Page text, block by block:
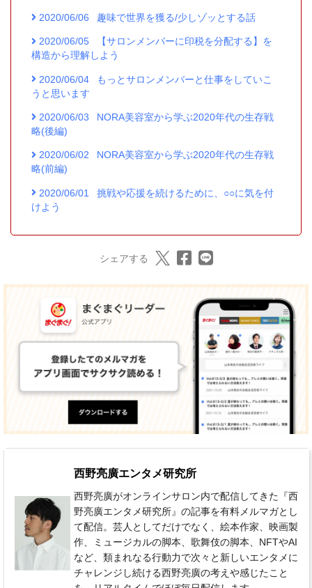
2020/06/06 趣味で世界を獲る/少しゾッとする話
2020/06/05
【サロンメンバーに印税を分配する】を
構造から理解しよう
2020/06/04
もっとサロンメンバーと仕事をしていこ
うと思います
2020/06/03
NORA美容室から学ぶ2020年代の生存戦
略(後編)
2020/06/02
NORA美容室から学ぶ2020年代の生存戦
略(前編)
2020/06/01
挑戦や応援を続けるために、○○に気を付
けよう
シェアする
西野亮廣エンタメ研究所
西野亮廣がオンラインサロン内で配信してきた『西
野亮廣エンタメ研究所』の記事を有料メルマガとし
て配信。芸人としてだけでなく、絵本作家、映画製
作、ミュージカルの脚本、歌舞伎の脚本、NFTやAI
など、類まれなる行動力で次々と新しいエンタメに
チャレンジし続ける西野亮廣の考えや感じたこと